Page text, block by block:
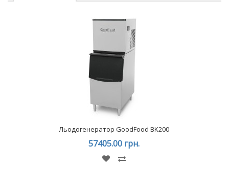
Льодогенератор GoodFood BK200
57405.00 грн.